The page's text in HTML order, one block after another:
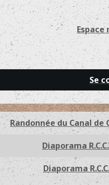
Espace
Se
Randonnée du Canal de
Diaporama
Diaporama